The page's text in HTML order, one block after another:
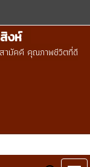
งห์
สามัคคี คุณภาพชีวิตที่ดี